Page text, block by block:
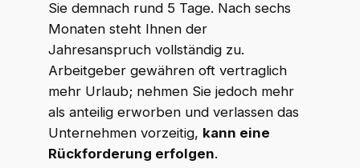
Sie demnach rund 5 Tage. Nach sechs
Monaten steht Ihnen der
Jahresanspruch vollständig zu.
Arbeitgeber gewähren oft vertraglich
mehr Urlaub; nehmen Sie jedoch mehr
als anteilig erworben und verlassen das
Unternehmen vorzeitig, kann eine
Rückforderung erfolgen.